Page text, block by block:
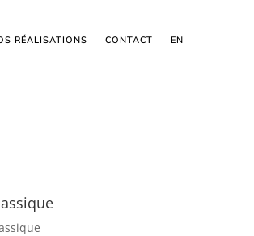
RÉALISATIONS CONTACT EN